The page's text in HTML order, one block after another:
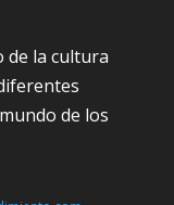
de la cultura
de los